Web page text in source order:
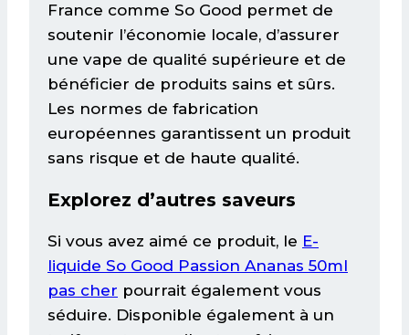
France comme So Good permet de
soutenir l’économie locale, d’assurer
une vape de qualité supérieure et de
bénéficier de produits sains et sûrs.
Les normes de fabrication
européennes garantissent un produit
sans risque et de haute qualité.
Explorez d’autres saveurs
Si vous avez aimé ce produit, le E-
liquide So Good Passion Ananas 50ml
pas cher pourrait également vous
séduire. Disponible également à un